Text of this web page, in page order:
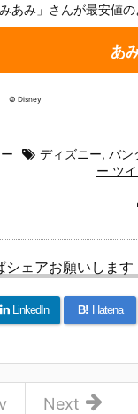
みあみ」さんが最安値の
あ
© Disney
ディズニー, バン
ー ツ
シェアお願いします
LinkedIn B! Hatena
Next
予
【機動警察パ
ム・プラス
（AV-98Plu
s）2号機』可
予約【バンダ
イ】より202